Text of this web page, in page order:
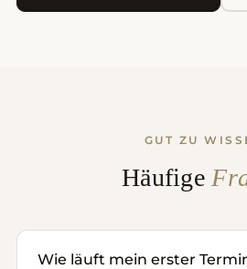
GUT ZU
Häufige
Wie läuft mein erster